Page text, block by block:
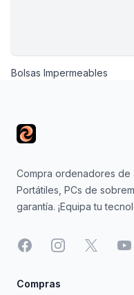
Bolsas Impermeables
Compra ordenadores de
Portátiles, PCs de
garantía. ¡Equipa tu
FacebookInstagram
X
Compras